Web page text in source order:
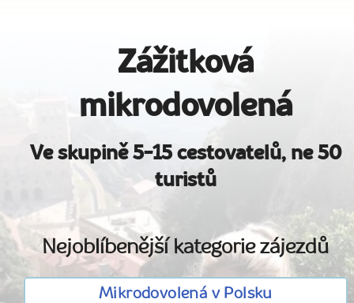
Zážitková
mikrodovolená
Ve skupině 5-15 cestovatelů, ne 50
turistů
Nejoblíbenější kategorie zájezdů
Mikrodovolená v Polsku